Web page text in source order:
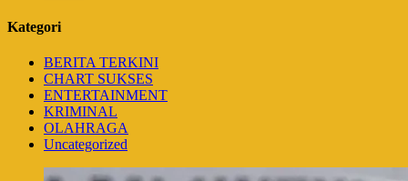
Kategori
BERITA TERKINI
CHART SUKSES
ENTERTAINMENT
KRIMINAL
OLAHRAGA
Uncategorized